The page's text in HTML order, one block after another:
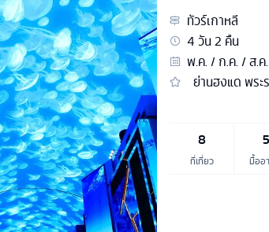
ทัวร์เกาหลี
4วัน2 คืน
พ.ค. / ก.ค. / ส.ค.
ย่านฮงแด พระ
8
ที่เที่ยว
5
มื้ออ